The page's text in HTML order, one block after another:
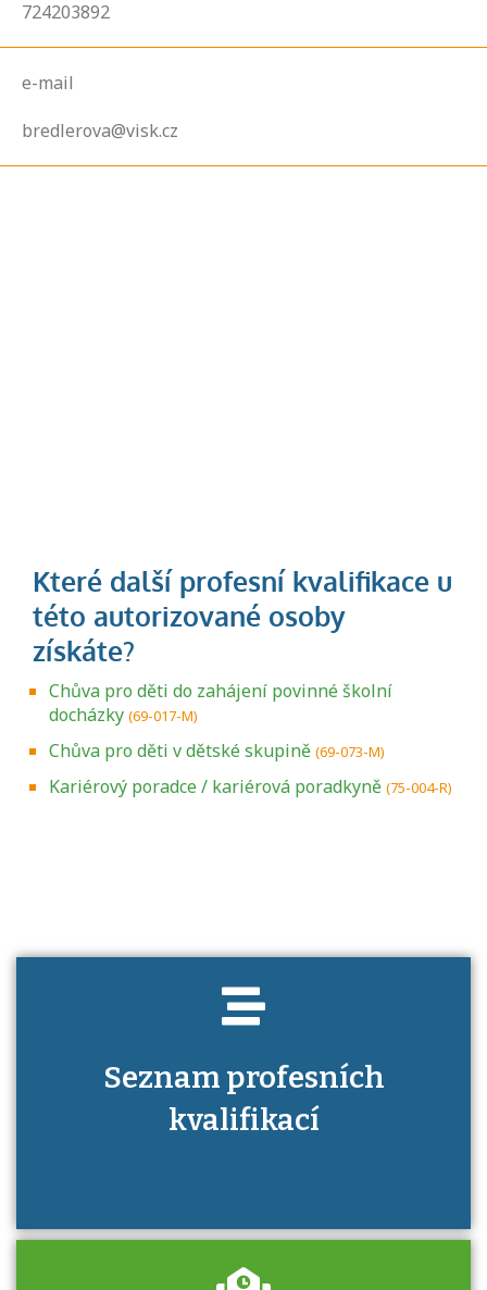
724203892
e-mail
bredlerova@visk.cz
Chůva pro děti do zahájení povinné školní
docházky (69-017-M)
Chůva pro děti v dětské skupině (69-073-M)
Kariérový poradce / kariérová poradkyně (75-004-R)
Seznam profesních
kvalifikací
Projděte si seznam profesních kvalifikací.